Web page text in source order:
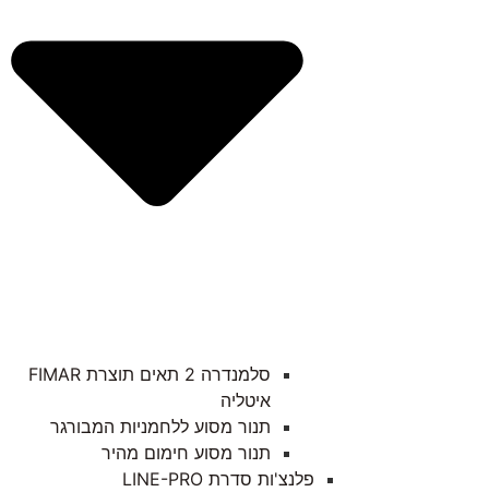
סלמנדרה 2 תאים תוצרת FIMAR
איטליה
תנור מסוע ללחמניות המבורגר
תנור מסוע חימום מהיר
פלנצ'ות סדרת LINE-PRO